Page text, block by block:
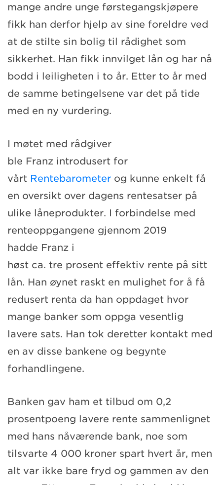
mange andre unge førstegangskjøpere
fikk han derfor hjelp av sine foreldre ved
at de stilte sin bolig til rådighet som
sikkerhet. Han fikk innvilget lån og har nå
bodd i leiligheten i to år. Etter to år med
de samme betingelsene var det på tide
med en ny vurdering.
I møtet med rådgiver
ble Franz introdusert for
vårt Rentebarometer og kunne enkelt få
en oversikt over dagens rentesatser på
ulike låneprodukter. I forbindelse med
renteoppgangene gjennom 2019
hadde Franz i
høst ca. tre prosent effektiv rente på sitt
lån. Han øynet raskt en mulighet for å få
redusert renta da han oppdaget hvor
mange banker som oppga vesentlig
lavere sats. Han tok deretter kontakt med
en av disse bankene og begynte
forhandlingene.
Banken gav ham et tilbud om 0,2
prosentpoeng lavere rente sammenlignet
med hans nåværende bank, noe som
tilsvarte 4 000 kroner spart hvert år, men
alt var ikke bare fryd og gammen av den